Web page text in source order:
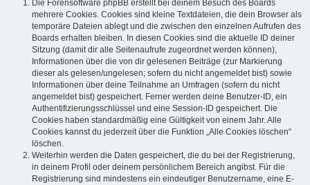
Die Forensoftware phpBB erstellt bei deinem Besuch des Boards
mehrere Cookies. Cookies sind kleine Textdateien, die dein Browser als
temporäre Dateien ablegt und die zwischen den einzelnen Aufrufen des
Boards erhalten bleiben. In diesen Cookies sind die aktuelle ID deiner
Sitzung (damit dir alle Seitenaufrufe zugeordnet werden können),
Informationen über die von dir gelesenen Beiträge (zur Markierung
dieser als gelesen/ungelesen; sofern du nicht angemeldet bist) sowie
Informationen über deine Teilnahme an Umfragen (sofern du nicht
angemeldet bist) gespeichert. Ferner werden deine Benutzer-ID, ein
Authentifizierungsschlüssel und eine Session-ID gespeichert. Die
Cookies haben standardmäßig eine Gültigkeit von einem Jahr. Alle
Cookies kannst du jederzeit über die Funktion „Alle Cookies löschen“
löschen.
Weiterhin werden die Daten gespeichert, die du bei der Registrierung,
in deinem Profil oder deinem persönlichem Bereich angibst. Für die
Registrierung sind mindestens ein eindeutiger Benutzername, eine E-